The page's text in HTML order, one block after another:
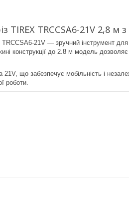
TIREX TRCCSA6-21V 2,8 м
21V — зручний інструмент
конструкції до 2.8 м модель дозволяє
21V, що забезпечує мобільність і
роботи.